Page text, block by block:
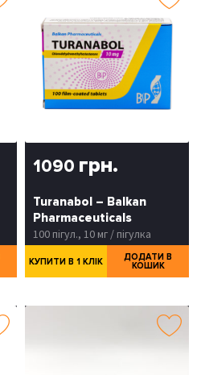
1090 грн.
Turanabol – Balkan
Pharmaceuticals
100 пігул., 10 мг / пігулка
КУПИТИ В 1 КЛІК
ДОДАТИ В
КОШИК